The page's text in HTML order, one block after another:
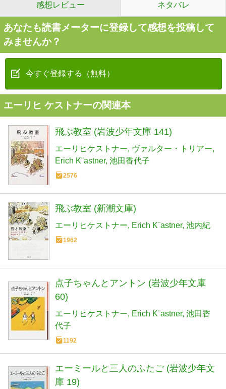
感想レビュー ネタバレ
あなたも読書メーターに登録して感想を投稿して
みませんか？
今すぐ登録する（無料）
エーリヒ ケストナーの関連本
飛ぶ教室 (岩波少年文庫 141)
エーリヒケストナー
ヴァルター・トリアー
Erich K¨astner 池田香代子
2576
飛ぶ教室 (新潮文庫)
エーリヒケストナー Erich K¨astner 池内紀
1962
点子ちゃんとアントン (岩波少年文庫
60)
エーリヒケストナー Erich K¨astner 池田香
代子
1192
エーミールと三人のふたご (岩波少年文
庫 19)